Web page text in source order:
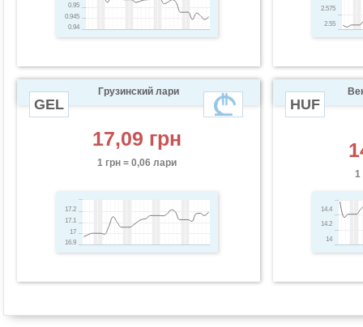
0.94
0.945
0.95
2.55
2.575
Грузинский лари
GEL
17,09 грн
1 грн = 0,06 лари
16.9
17
17.1
17.2
HUF
1
14
14.2
14.4